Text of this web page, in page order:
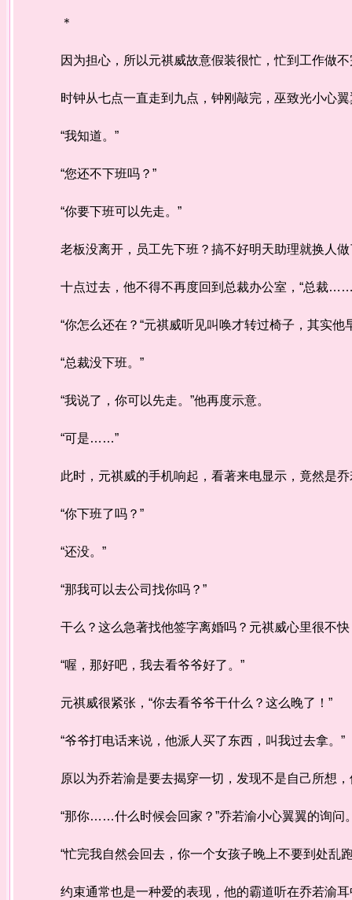
＊
因为担心，所以元祺威故意假装很忙，忙到工作做不
时钟从七点一直走到九点，钟刚敲完，巫致光小心翼
“我知道。”
“您还不下班吗？”
“你要下班可以先走。”
老板没离开，员工先下班？搞不好明天助理就换人做
十点过去，他不得不再度回到总裁办公室，“总裁
“你怎么还在？“元祺威听见叫唤才转过椅子，其实他
“总裁没下班。”
“我说了，你可以先走。”他再度示意。
“可是……”
此时，元祺威的手机响起，看著来电显示，竟然是乔
“你下班了吗？”
“还没。”
“那我可以去公司找你吗？”
干么？这么急著找他签字离婚吗？元祺威心里很不快
“喔，那好吧，我去看爷爷好了。”
元祺威很紧张，“你去看爷爷干什么？这么晚了！”
“爷爷打电话来说，他派人买了东西，叫我过去拿。”
原以为乔若渝是要去揭穿一切，发现不是自己所想，
“那你……什么时候会回家？”乔若渝小心翼翼的询问
“忙完我自然会回去，你一个女孩子晚上不要到处乱
约束通常也是一种爱的表现，他的霸道听在乔若渝耳